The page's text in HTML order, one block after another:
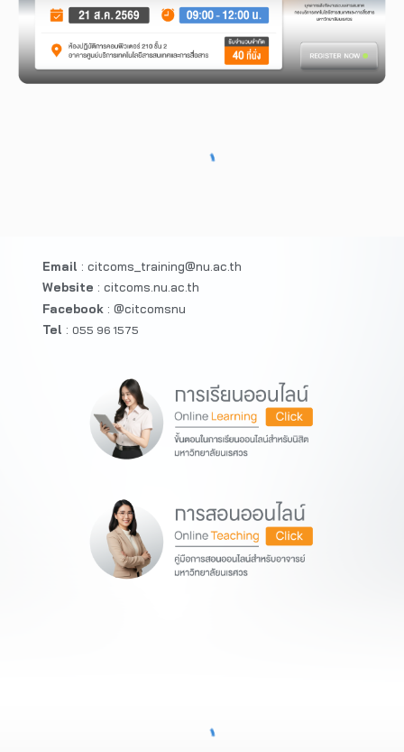
Email :citcoms_training@nu.ac.th
Website :citcoms.nu.ac.th
Facebook :@citcomsnu
Tel :055 96 1575